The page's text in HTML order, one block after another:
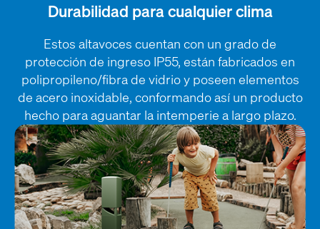
Durabilidad para cualquier clima
Estos altavoces cuentan con un grado de
protección de ingreso IP55, están fabricados en
polipropileno/fibra de vidrio y poseen elementos
de acero inoxidable, conformando así un producto
hecho para aguantar la intemperie a largo plazo.